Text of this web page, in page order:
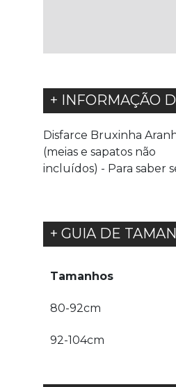
DESEJOS
+ INFORMAÇÃO
Disfarce Bruxinha
(meias e sapatos não
incluídos) - Para saber
+ GUIA DE
Tamanhos
80-92cm
92-104cm